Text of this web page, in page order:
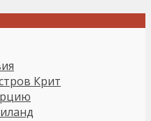
Крит